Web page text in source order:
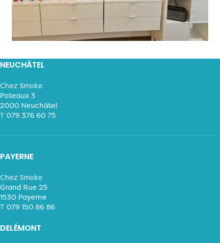
NEUCHÂTEL
Chez Smoke
Poteaux 3
2000 Neuchâtel
T 079 376 60 75
PAYERNE
Chez Smoke
Grand Rue 25
1530 Payerne
T 079 150 86 86
DELÉMONT